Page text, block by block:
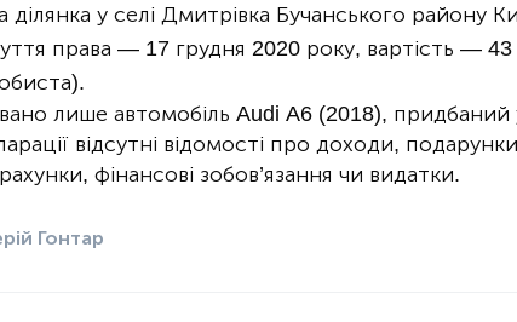
ділянка у селі Дмитрівка Бучанського району
права — 17 грудня 2020 року, вартість — 43
лише автомобіль Audi A6 (2018), придбаний
відсутні відомості про доходи,
рахунки, фінансові зобов’язання чи видатки.
Гонтар